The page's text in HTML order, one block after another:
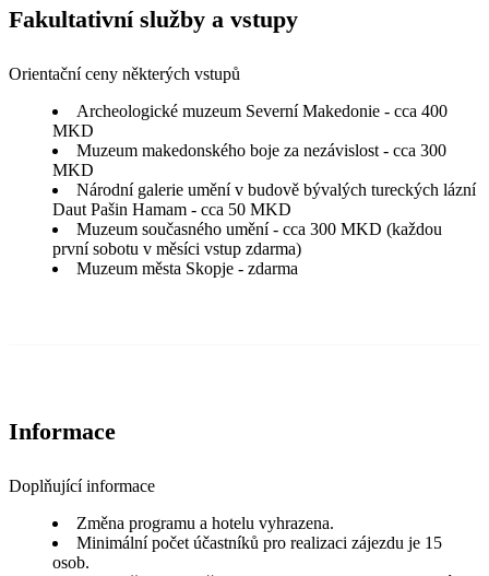
Fakultativní služby a vstupy
Orientační ceny některých vstupů
Archeologické muzeum Severní Makedonie - cca 400
MKD
Muzeum makedonského boje za nezávislost - cca 300
MKD
Národní galerie umění v budově bývalých tureckých lázní
Daut Pašin Hamam - cca 50 MKD
Muzeum současného umění - cca 300 MKD (každou
první sobotu v měsíci vstup zdarma)
Muzeum města Skopje - zdarma
Informace
Doplňující informace
Změna programu a hotelu vyhrazena.
Minimální počet účastníků pro realizaci zájezdu je 15
osob.